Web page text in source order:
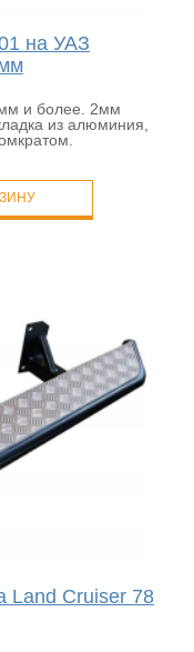
на УАЗ
и более. 2мм
из алюминия,
Land Cruiser 78